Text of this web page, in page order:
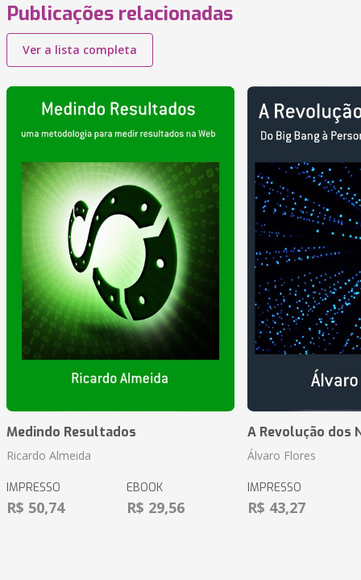
Publicações relacionadas
Ver a lista completa
Medindo Resultados
Ricardo Almeida
IMPRESSO
R$ 50,74
EBOOK
R$ 29,56
A Revolução dos
Álvaro Flores
IMPRESSO
R$ 43,27